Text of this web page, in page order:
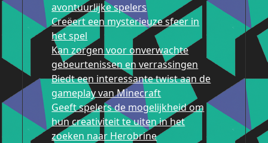
avontuurlijke spelers
Creëert een mysterieuze sfeer in
het spel
Kan zorgen voor onverwachte
gebeurtenissen en verrassingen
Biedt een interessante twist aan de
gameplay van Minecraft
Geeft spelers de mogelijkheid om
hun creativiteit te uiten in het
zoeken naar Herobrine